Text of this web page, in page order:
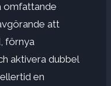
omfattande
att
förnya
aktivera dubbel
en